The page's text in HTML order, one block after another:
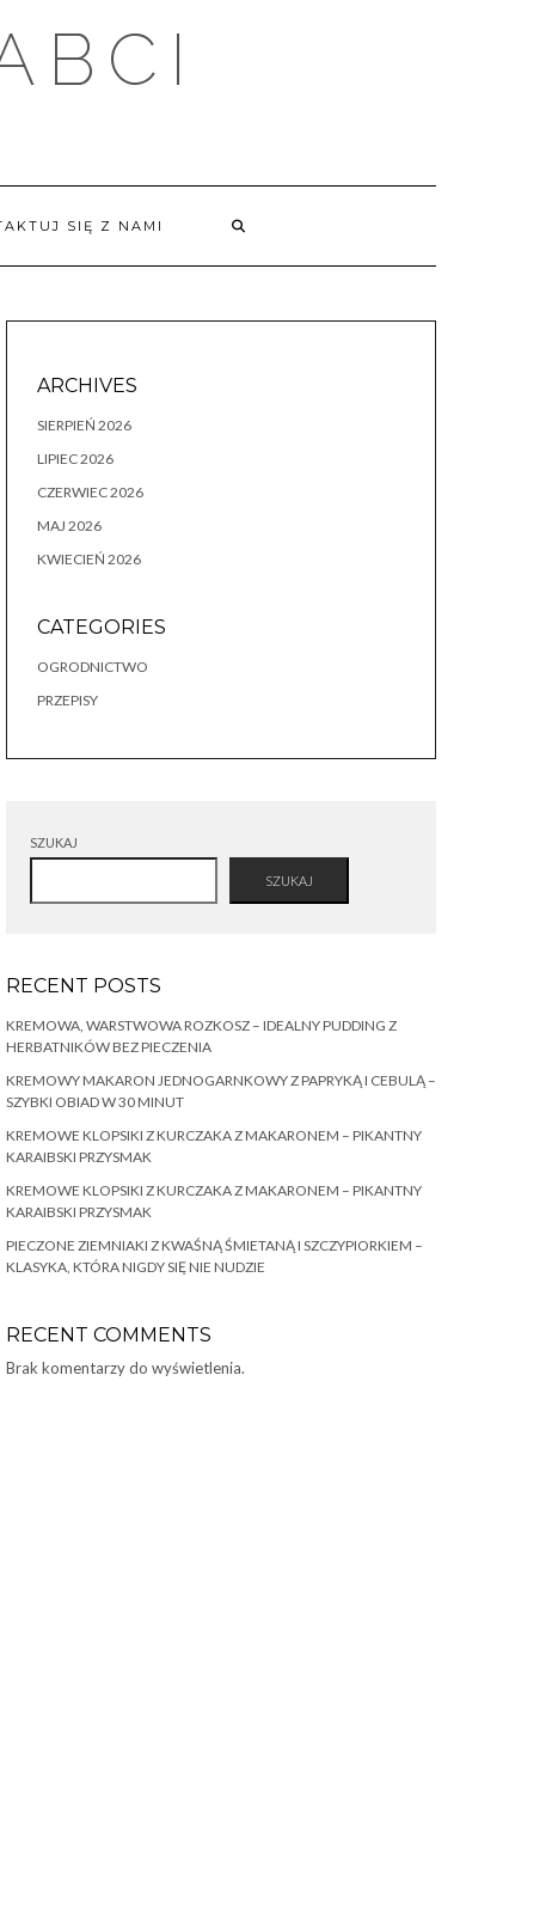
SIĘ Z NAMI
ARCHIVES
SIERPIEŃ 2026
LIPIEC 2026
CZERWIEC 2026
MAJ 2026
KWIECIEŃ 2026
CATEGORIES
OGRODNICTWO
PRZEPISY
SZUKAJ
SZUKAJ
RECENT POSTS
KREMOWA, WARSTWOWA ROZKOSZ – IDEALNY PUDDING Z
HERBATNIKÓW BEZ PIECZENIA
KREMOWY MAKARON JEDNOGARNKOWY Z PAPRYKĄ I CEBULĄ –
SZYBKI OBIAD W 30 MINUT
KREMOWE KLOPSIKI Z KURCZAKA Z MAKARONEM – PIKANTNY
KARAIBSKI PRZYSMAK
KREMOWE KLOPSIKI Z KURCZAKA Z MAKARONEM – PIKANTNY
KARAIBSKI PRZYSMAK
PIECZONE ZIEMNIAKI Z KWAŚNĄ ŚMIETANĄ I SZCZYPIORKIEM –
KLASYKA, KTÓRA NIGDY SIĘ NIE NUDZIE
RECENT COMMENTS
Brak komentarzy do wyświetlenia.